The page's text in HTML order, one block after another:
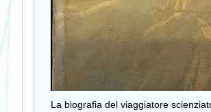
La biografia del viaggiatore